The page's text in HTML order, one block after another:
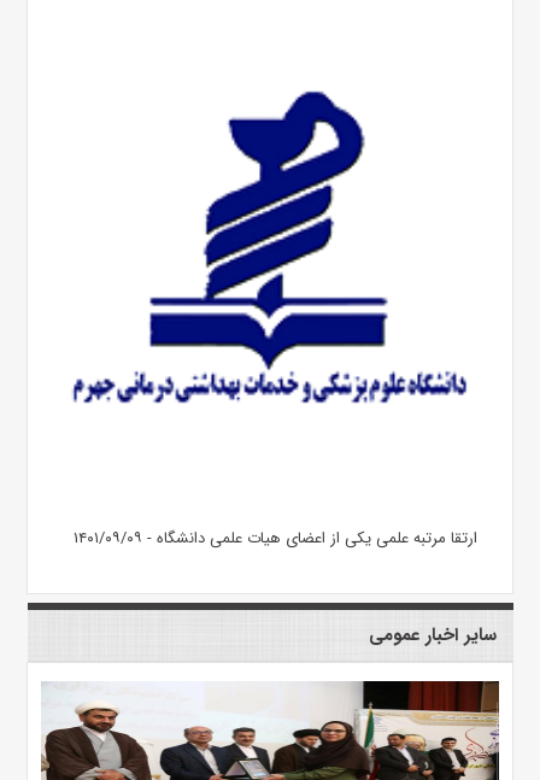
ارتقا مرتبه علمی یکی از اعضای هیات علمی دانشگاه - ۱۴۰۱/۰۹/۰۹
سایر اخبار عمومی